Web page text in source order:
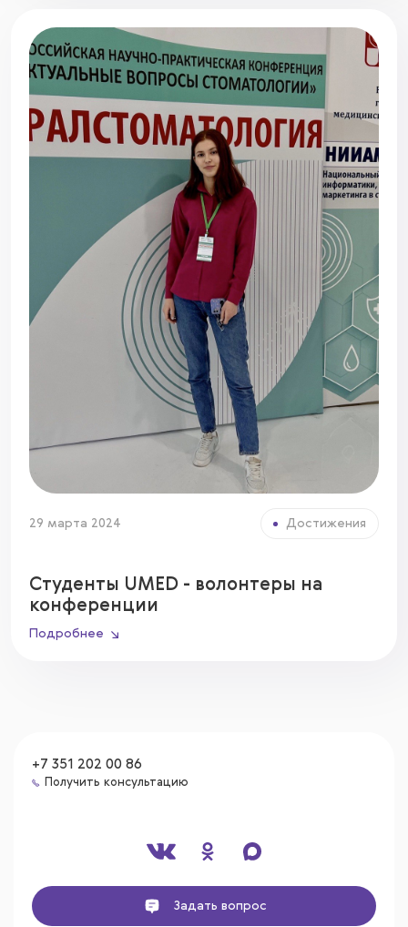
29 марта 2024 Достижения
Студенты UMED - волонтеры на
конференции
Подробнее
+7 351 202 00 86
Получить консультацию
Задать вопрос